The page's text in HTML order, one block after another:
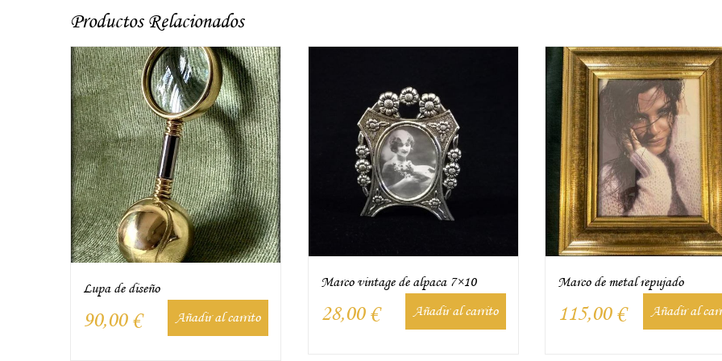
Productos Relacionados
Lupa de diseño
90,00 € Añadir al carrito
Marco vintage de alpaca 7×10
28,00 € Añadir al carrito
Marco de metal repujado
115,00 € Añadir al